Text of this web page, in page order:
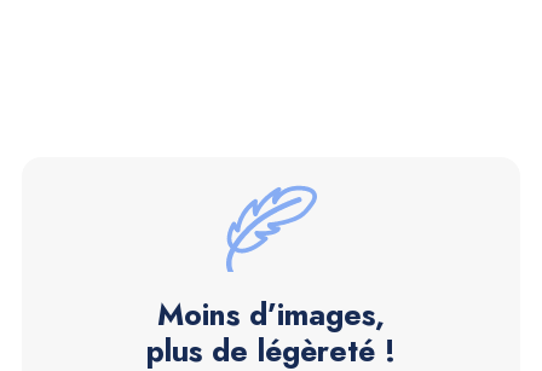
Moins d’images,
plus de légèreté !